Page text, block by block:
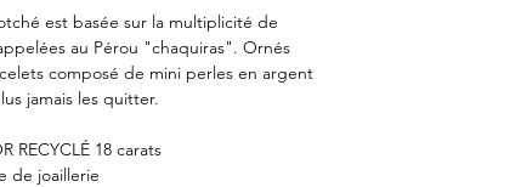
est basée sur la multiplicité de
au Pérou "chaquiras". Ornés
composé de mini perles en argent
jamais les quitter.
RECYCLÉ 18 carats
de joaillerie